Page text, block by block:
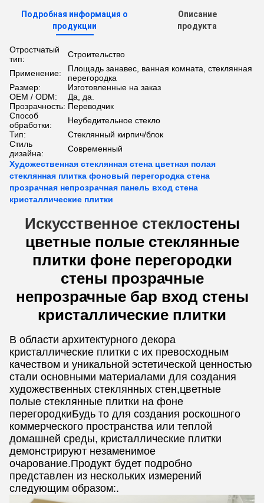
Подробная информация о
продукции
Описание
продукта
Отростчатый
тип:
Строительство
Применение:
Площадь занавес, ванная комната, стеклянная
перегородка
Размер:
Изготовленные на заказ
OEM / ODM:
Да, да.
Прозрачность: Переводчик
Способ
обработки:
Неубедительное стекло
Тип:
Стеклянный кирпич/блок
Стиль
дизайна:
Современный
Художественная стеклянная стена цветная полая
стеклянная плитка фоновый перегородка стена
прозрачная непрозрачная панель вход стена
кристаллические плитки
Искусственное стеклостены
цветные полые стеклянные
плитки фоне перегородки
стены прозрачные
непрозрачные бар вход стены
кристаллические плитки
В области архитектурного декора
кристаллические плитки с их превосходным
качеством и уникальной эстетической ценностью
стали основными материалами для создания
художественных стеклянных стен,цветные
полые стеклянные плитки на фоне
перегородкиБудь то для создания роскошного
коммерческого пространства или теплой
домашней среды, кристаллические плитки
демонстрируют незаменимое
очарование.Продукт будет подробно
представлен из нескольких измерений
следующим образом:.